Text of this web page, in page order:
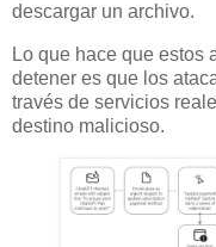
descargar un archivo.
Lo que hace que estos
detener es que los
través de servicios
destino malicioso.